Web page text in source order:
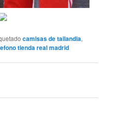
camisas de tailandia,
tienda real madrid